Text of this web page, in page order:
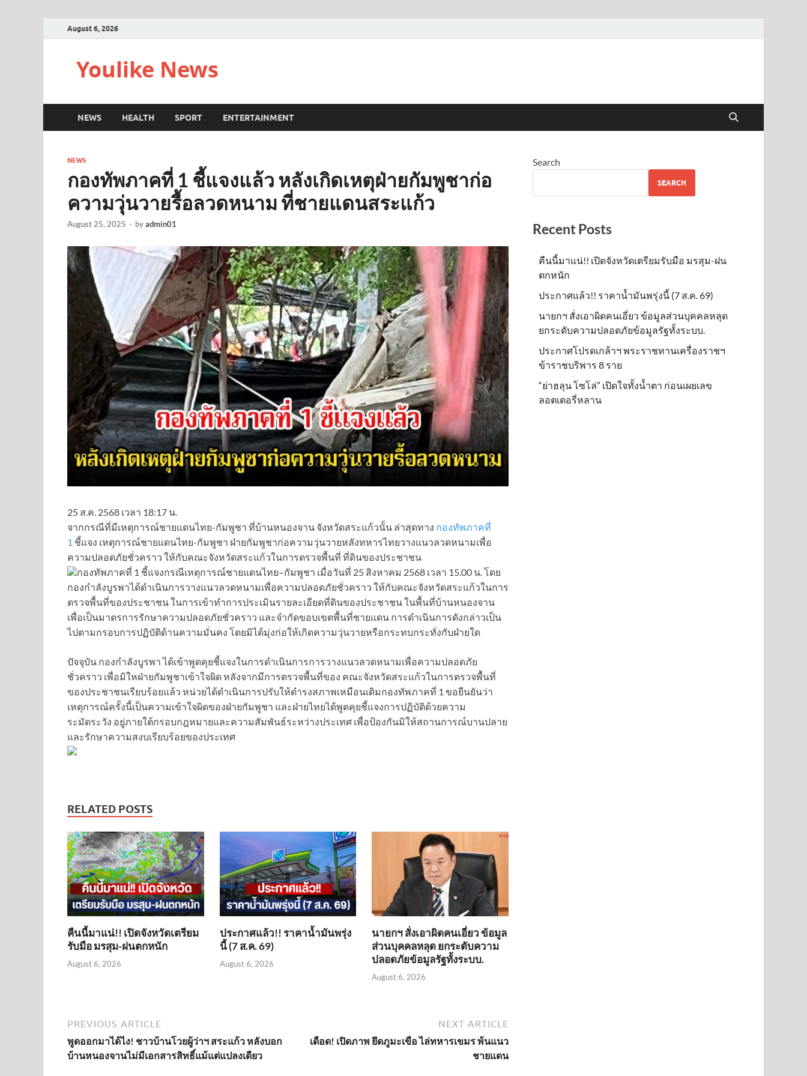
August 6, 2026
Youlike News
NEWS HEALTH SPORT ENTERTAINMENT
NEWS
กองทัพภาคที่ 1 ชี้แจงแล้ว หลังเกิดเหตุฝ่ายกัมพูชาก่อ
ความวุ่นวายรื้อลวดหนาม ที่ชายแดนสระแก้ว
August 25, 2025 - byadmin01
25 ส.ค. 2568 เวลา 18:17 น.
จากกรณีที่มีเหตุการณ์ชายแดนไทย-กัมพูชา ที่บ้านหนองจาน จังหวัดสระแก้วนั้น ล่าสุดทาง กองทัพภาคที่
1 ชี้แจง เหตุการณ์ชายแดนไทย-กัมพูชา ฝ่ายกัมพูชาก่อความวุ่นวายหลังทหารไทยวางแนวลวดหนามเพื่อ
ความปลอดภัยชั่วคราว ให้กับคณะจังหวัดสระแก้วในการตรวจพื้นที่ ที่ดินของประชาชน
กองทัพภาคที่ 1 ชี้แจงกรณีเหตุการณ์ชายแดนไทย–กัมพูชา เมื่อวันที่ 25 สิงหาคม 2568 เวลา 15.00 น. โดย
กองกำลังบูรพาได้ดำเนินการวางแนวลวดหนามเพื่อความปลอดภัยชั่วคราว ให้กับคณะจังหวัดสระแก้วในการ
ตรวจพื้นที่ของประชาชน ในการเข้าทำการประเมินรายละเอียดที่ดินของประชาชน ในพื้นที่บ้านหนองจาน
เพื่อเป็นมาตรการรักษาความปลอดภัยชั่วคราว และจำกัดขอบเขตพื้นที่ชายแดน การดำเนินการดังกล่าวเป็น
ไปตามกรอบการปฏิบัติด้านความมั่นคง โดยมิได้มุ่งก่อให้เกิดความวุ่นวายหรือกระทบกระทั่งกับฝ่ายใด
ปัจจุบัน กองกำลังบูรพา ได้เข้าพูดคุยชี้แจงในการดำเนินการการวางแนวลวดหนามเพื่อความปลอดภัย
ชั่วคราว เพื่อมิใหฝ่ายกัมพูชาเข้าใจผิด หลังจากมีการตรวจพื้นที่ของ คณะจังหวัดสระแก้วในการตรวจพื้นที่
ของประชาชนเรียบร้อยแล้ว หน่วยได้ดำเนินการปรับให้ดำรงสภาพเหมือนเดิมกองทัพภาคที่ 1 ขอยืนยันว่า
เหตุการณ์ครั้งนี้เป็นความเข้าใจผิดของฝ่ายกัมพูชา และฝ่ายไทยได้พูดคุยชี้แจงการปฏิบัติด้วยความ
ระมัดระวัง อยู่ภายใต้กรอบกฎหมายและความสัมพันธ์ระหว่างประเทศ เพื่อป้องกันมิให้สถานการณ์บานปลาย
และรักษาความสงบเรียบร้อยของประเทศ
RELATED POSTS
คืนนี้มาแน่!! เปิดจังหวัดเตรียม
รับมือ มรสุม-ฝนตกหนัก
August 6, 2026
ประกาศแล้ว!! ราคาน้ำมันพรุ่ง
นี้ (7 ส.ค. 69)
August 6, 2026
นายกฯ สั่งเอาผิดคนเอี่ยว ข้อมูล
ส่วนบุคคลหลุด ยกระดับความ
ปลอดภัยข้อมูลรัฐทั้งระบบ.
August 6, 2026
PREVIOUS ARTICLE
พูดออกมาได้ไง! ชาวบ้านโวยผู้ว่าฯ สระแก้ว หลังบอก
บ้านหนองจานไม่มีเอกสารสิทธิ์แม้แต่แปลงเดียว
NEXT ARTICLE
เดือด! เปิดภาพ ยึดภูมะเขือ ไล่ทหารเขมร พ้นแนว
ชายแดน
Search
SEARCH
Recent Posts
คืนนี้มาแน่!! เปิดจังหวัดเตรียมรับมือ มรสุม-ฝน
ตกหนัก
ประกาศแล้ว!! ราคาน้ำมันพรุ่งนี้ (7 ส.ค. 69)
นายกฯ สั่งเอาผิดคนเอี่ยว ข้อมูลส่วนบุคคลหลุด
ยกระดับความปลอดภัยข้อมูลรัฐทั้งระบบ.
ประกาศโปรดเกล้าฯ พระราชทานเครื่องราชฯ
ข้าราชบริพาร 8 ราย
“ย่าฮลุน โซโล่” เปิดใจทั้งน้ำตา ก่อนเผยเลข
ลอตเตอรี่หลาน